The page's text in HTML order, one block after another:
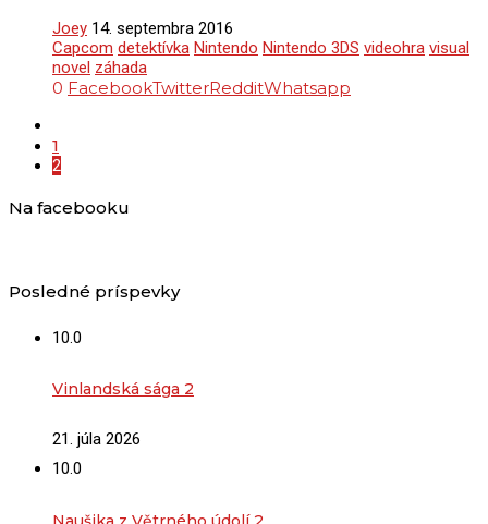
Joey 14. septembra 2016
Capcom detektívka Nintendo Nintendo 3DS videohra visual
novel záhada
0 FacebookTwitterRedditWhatsapp
1
2
Na facebooku
Posledné príspevky
10.0
Vinlandská sága 2
21. júla 2026
10.0